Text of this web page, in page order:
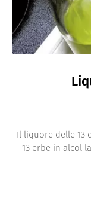
Il liquore delle 13
13 erbe in alcol